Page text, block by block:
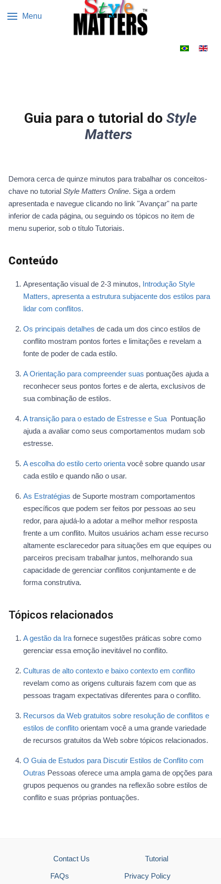
Menu
Guia para o tutorial do Style
Matters
Demora cerca de quinze minutos para trabalhar os conceitos-
chave no tutorial Style Matters Online. Siga a ordem
apresentada e navegue clicando no link "Avançar" na parte
inferior de cada página, ou seguindo os tópicos no item de
menu superior, sob o título Tutoriais.
Conteúdo
Apresentação visual de 2-3 minutos, Introdução Style
Matters, apresenta a estrutura subjacente dos estilos para
lidar com conflitos.
Os principais detalhes de cada um dos cinco estilos de
conflito mostram pontos fortes e limitações e revelam a
fonte de poder de cada estilo.
A Orientação para compreender suas pontuações ajuda a
reconhecer seus pontos fortes e de alerta, exclusivos de
sua combinação de estilos.
A transição para o estado de Estresse e Sua Pontuação
ajuda a avaliar como seus comportamentos mudam sob
estresse.
A escolha do estilo certo orientavocê sobre quando usar
cada estilo e quando não o usar.
As Estratégias de Suporte mostram comportamentos
específicos que podem ser feitos por pessoas ao seu
redor, para ajudá-lo a adotar a melhor melhor resposta
frente a um conflito. Muitos usuários acham esse recurso
altamente esclarecedor para situações em que equipes ou
parceiros precisam trabalhar juntos, melhorando sua
capacidade de gerenciar conflitos conjuntamente e de
forma construtiva.
Tópicos relacionados
A gestão da Ira fornece sugestões práticas sobre como
gerenciar essa emoção inevitável no conflito.
Culturas de alto contexto e baixo contexto em conflito
revelam como as origens culturais fazem com que as
pessoas tragam expectativas diferentes para o conflito.
Recursos da Web gratuitos sobre resolução de conflitos e
estilos de conflitoorientam você a uma grande variedade
de recursos gratuitos da Web sobre tópicos relacionados.
O Guia de Estudos para Discutir Estilos de Conflito com
Outras Pessoas oferece uma ampla gama de opções para
grupos pequenos ou grandes na reflexão sobre estilos de
conflito e suas próprias pontuações.
Contact Us Tutorial
FAQs Privacy Policy